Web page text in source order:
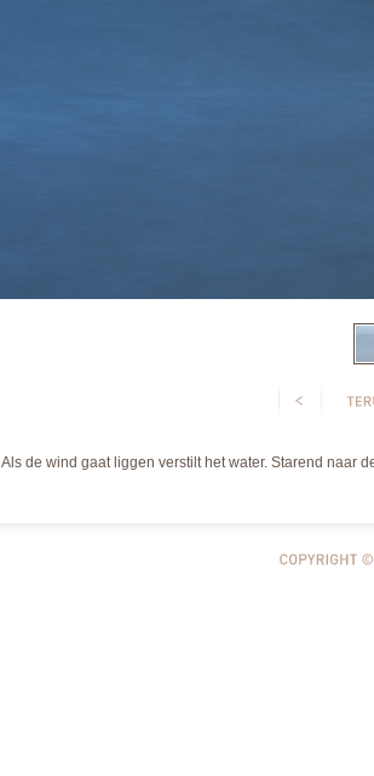
Als de wind gaat liggen verstilt het water. Starend naar